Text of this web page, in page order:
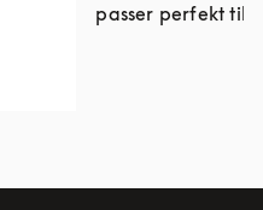
passer perfekt til